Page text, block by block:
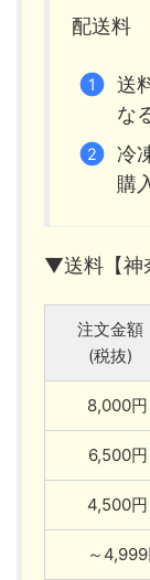
配送
送
な
冷
購
▼送料【神
注文金額
(税抜)
8,000円
6,500円
4,500円
～